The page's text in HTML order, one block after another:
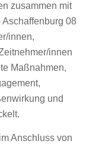
zusammen mit
08
innen,
innen
Maßnahmen,
und
Anschluss von